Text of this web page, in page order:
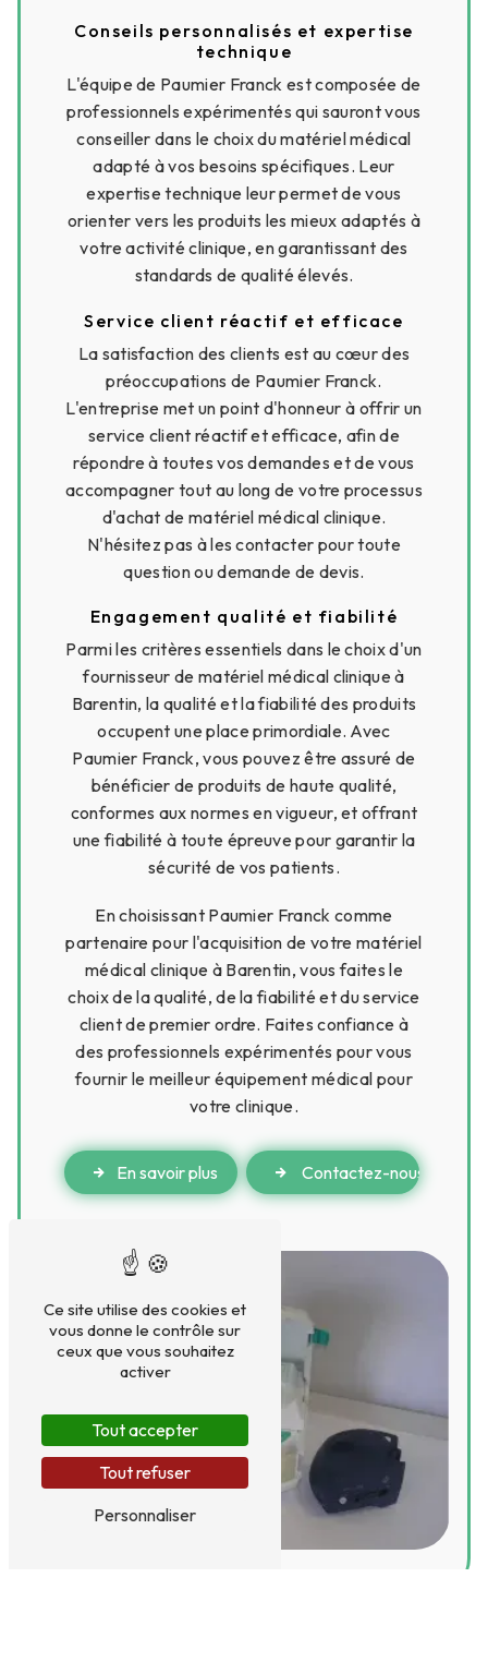
Conseils personnalisés et expertise
technique
L'équipe de Paumier Franck est composée de
professionnels expérimentés qui sauront vous
conseiller dans le choix du matériel médical
adapté à vos besoins spécifiques. Leur
expertise technique leur permet de vous
orienter vers les produits les mieux adaptés à
votre activité clinique, en garantissant des
standards de qualité élevés.
Service client réactif et efficace
La satisfaction des clients est au cœur des
préoccupations de Paumier Franck.
L'entreprise met un point d'honneur à offrir un
service client réactif et efficace, afin de
répondre à toutes vos demandes et de vous
accompagner tout au long de votre processus
d'achat de matériel médical clinique.
N'hésitez pas à les contacter pour toute
question ou demande de devis.
Engagement qualité et fiabilité
Parmi les critères essentiels dans le choix d'un
fournisseur de matériel médical clinique à
Barentin, la qualité et la fiabilité des produits
occupent une place primordiale. Avec
Paumier Franck, vous pouvez être assuré de
bénéficier de produits de haute qualité,
conformes aux normes en vigueur, et offrant
une fiabilité à toute épreuve pour garantir la
sécurité de vos patients.
En choisissant Paumier Franck comme
partenaire pour l'acquisition de votre matériel
médical clinique à Barentin, vous faites le
choix de la qualité, de la fiabilité et du service
client de premier ordre. Faites confiance à
des professionnels expérimentés pour vous
fournir le meilleur équipement médical pour
votre clinique.
En savoir plus Contactez-nous
Ce site utilise des cookies et
vous donne le contrôle sur
ceux que vous souhaitez
activer
Tout accepter
Tout refuser
Personnaliser